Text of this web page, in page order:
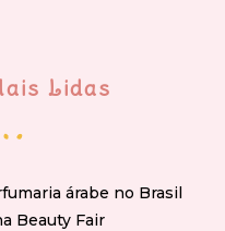
Lidas
árabe no Brasil
Beauty Fair